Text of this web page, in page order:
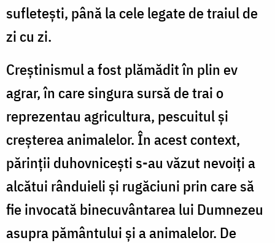
sufleteşti, până la cele legate de traiul de
zi cu zi.
Creştinismul a fost plămădit în plin ev
agrar, în care singura sursă de trai o
reprezentau agricultura, pescuitul şi
creşterea animalelor. În acest context,
părinţii duhovniceşti s-au văzut nevoiţi a
alcătui rânduieli şi rugăciuni prin care să
fie invocată binecuvântarea lui Dumnezeu
asupra pământului şi a animalelor. De